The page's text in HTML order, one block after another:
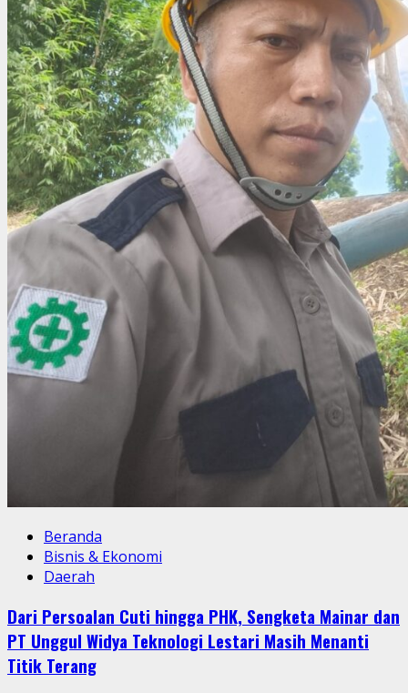
Beranda
Bisnis & Ekonomi
Daerah
Dari Persoalan Cuti hingga PHK, Sengketa Mainar dan
PT Unggul Widya Teknologi Lestari Masih Menanti
Titik Terang